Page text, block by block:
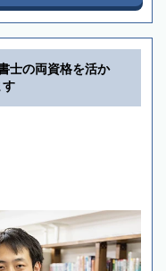
士の両資格を活か
す